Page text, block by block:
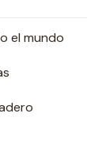
el mundo